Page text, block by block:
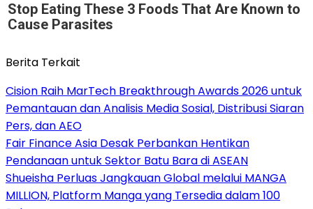
Stop Eating These 3 Foods That Are Known to
Cause Parasites
Berita Terkait
Cision Raih MarTech Breakthrough Awards 2026 untuk
Pemantauan dan Analisis Media Sosial, Distribusi Siaran
Pers, dan AEO
Fair Finance Asia Desak Perbankan Hentikan
Pendanaan untuk Sektor Batu Bara di ASEAN
Shueisha Perluas Jangkauan Global melalui MANGA
MILLION, Platform Manga yang Tersedia dalam 100